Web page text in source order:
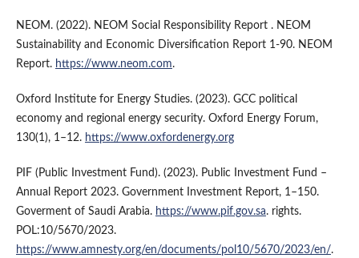
NEOM. (2022). NEOM Social Responsibility Report . NEOM
Sustainability and Economic Diversification Report 1-90. NEOM
Report. https://www.neom.com.
Oxford Institute for Energy Studies. (2023). GCC political
economy and regional energy security. Oxford Energy Forum,
130(1), 1–12. https://www.oxfordenergy.org
PIF (Public Investment Fund). (2023). Public Investment Fund –
Annual Report 2023. Government Investment Report, 1–150.
Goverment of Saudi Arabia. https://www.pif.gov.sa. rights.
POL:10/5670/2023.
https://www.amnesty.org/en/documents/pol10/5670/2023/en/.